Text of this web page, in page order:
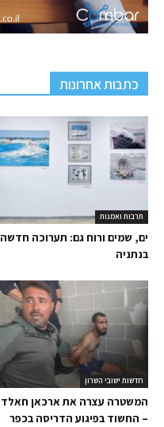
כתבות אחרונות
תרבות ואמנות
ים, שמים ורוח גם: תערוכה חדשה
בנתניה
חדשות ישובי השרון
המשטרה עצרה את ארכאן חאלד
– החשוד בפיגוע הדריסה בכפר